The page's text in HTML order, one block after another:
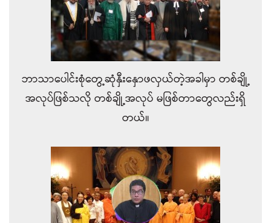
ဘာသာပေါင်းစုံတွေ့ဆုံနှီးနှောဖလှယ်တဲ့အခါမှာ တစ်ချို့
အလုပ်ဖြစ်သလို တစ်ချို့အလုပ် မဖြစ်တာတွေလည်းရှိ
တယ်။